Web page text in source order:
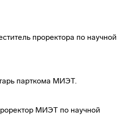
проректора по научной
парткома МИЭТ.
МИЭТ по научной